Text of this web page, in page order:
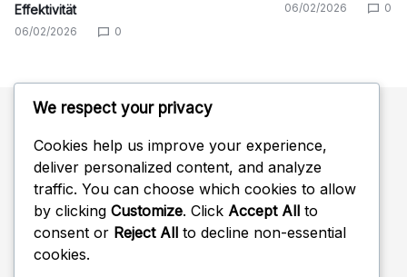
Effektivität
06/02/2026 0
06/02/2026 0
Kategorien
Defensive Formationen im Volleyball
Kommunikationsstrategien in der Volleyballabwehr
We respect your privacy
Cookies help us improve your experience,
deliver personalized content, and analyze
traffic. You can choose which cookies to allow
by clicking Customize. Click Accept All to
consent or Reject All to decline non-essential
cookies.